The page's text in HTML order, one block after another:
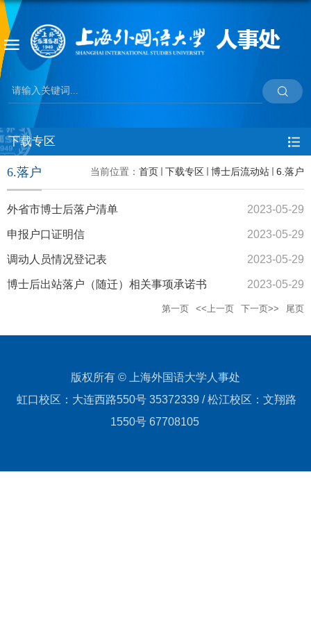
下载专区
当前位置： 首页 下载专区 博士后流动站 6.落户
6.落户
外省市博士后落户清单 2023-05-29
申报户口证明信 2023-05-29
调动人员情况登记表 2023-05-29
博士后出站落户（随迁）相关事项承诺书 2023-05-29
第一页 <<上一页 下一页>> 尾页
版权所有 © 上海外国语大学人事处
虹口校区：大连西路550号 35372339 / 松江校区：文翔路
1550号 67708105